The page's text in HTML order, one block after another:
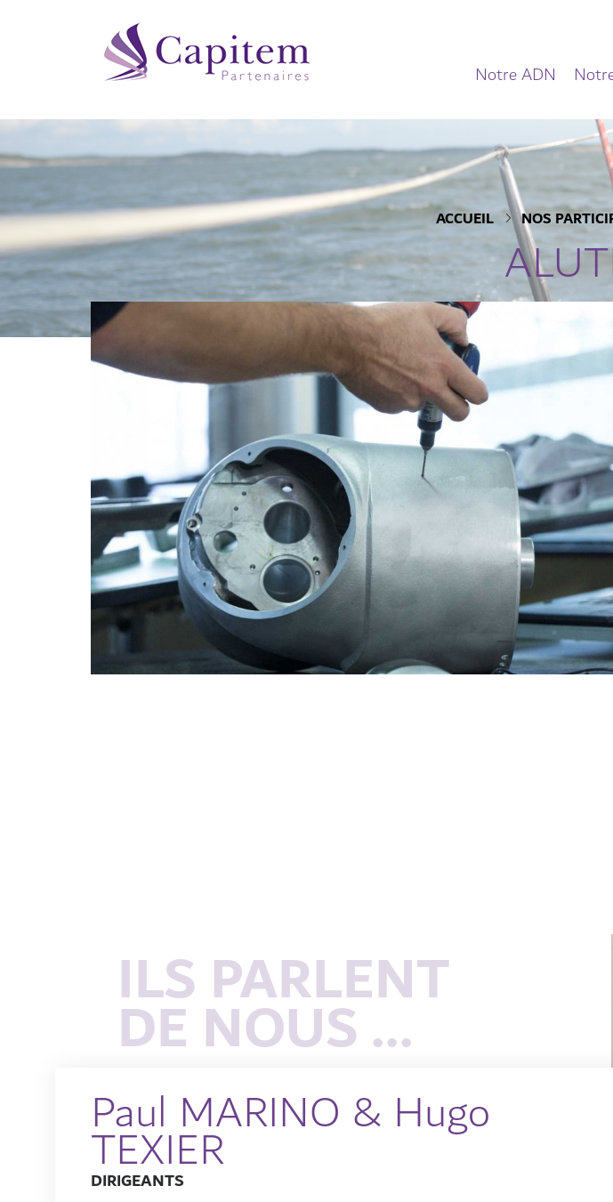
Notre ADN
ACCUEIL NOS
ILS PARLENT
DE NOUS ...
Paul MARINO & Hugo
TEXIER
DIRIGEANTS